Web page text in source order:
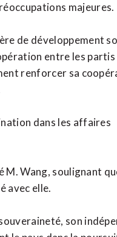
majeures.
de développement
entre les partis
renforcer sa
dans les affaires
M. Wang, soulignant
avec elle.
son